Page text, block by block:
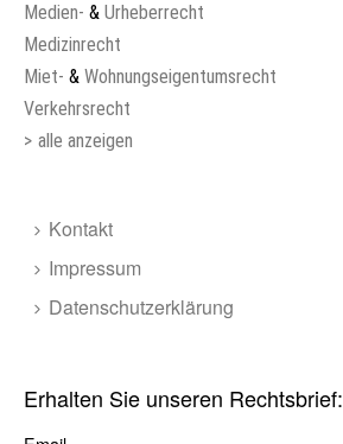
Medien- & Urheberrecht
Medizinrecht
Miet- & Wohnungseigentumsrecht
Verkehrsrecht
> alle anzeigen
Kontakt
Impressum
Datenschutzerklärung
Erhalten Sie unseren Rechtsbrief: